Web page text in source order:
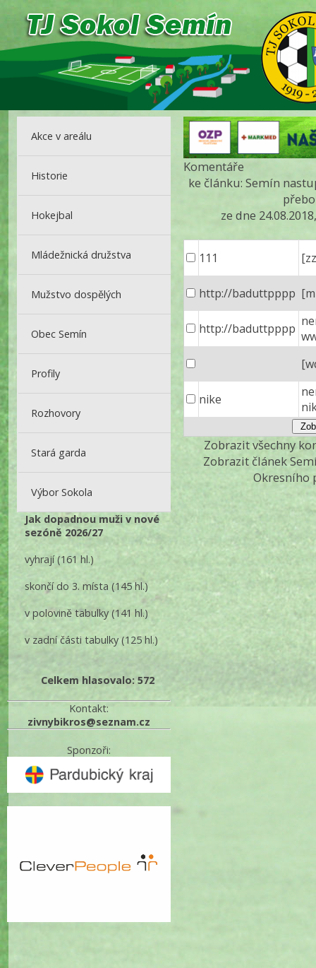
Akce v areálu
Historie
Hokejbal
Mládežnická družstva
Mužstvo dospělých
Obec Semín
Profily
Rozhovory
Stará garda
Výbor Sokola
Jak dopadnou muži v nové
sezóně 2026/27
vyhrají(161 hl.)
skončí do 3. místa (145 hl.)
v polovině tabulky(141 hl.)
v zadní části tabulky (125 hl.)
Celkem hlasovalo: 572
Kontakt:
zivnybikros@seznam.cz
Sponzoři:
Komentáře
ke článku: Semín
ze dne
111
http://baduttpppp
http://baduttpppp
nike
Zobrazit všechny
Zobrazit článek
Okresního